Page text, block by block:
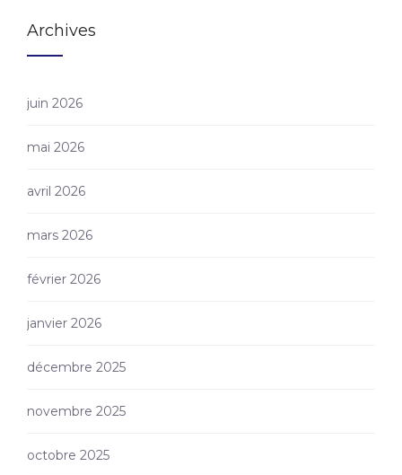
Archives
juin 2026
mai 2026
avril 2026
mars 2026
février 2026
janvier 2026
décembre 2025
novembre 2025
octobre 2025